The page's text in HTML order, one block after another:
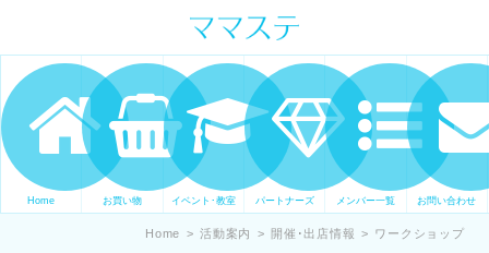
ママの才能発信します。 手づくり
表現ステージ ママステ スキル・セ
ンスを表現したいママが集まって
ます。
Home お買い物 イベント･教室 パートナーズ メンバー一覧 お問い合わせ
Home > 活動案内 > 開催･出店情報 > ワークショップ